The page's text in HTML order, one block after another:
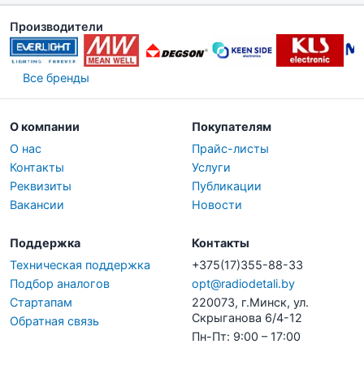
Производители
Все бренды
О компании
О нас
Контакты
Реквизиты
Вакансии
Покупателям
Прайс-листы
Услуги
Публикации
Новости
Поддержка
Техническая поддержка
Подбор аналогов
Стартапам
Обратная связь
Контакты
+375(17)355-88-33
opt@radiodetali.by
220073, г.Минск, ул.
Скрыганова 6/4-12
Пн-Пт: 9:00 – 17:00